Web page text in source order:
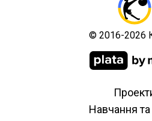
© 2016-2026
Навчання та